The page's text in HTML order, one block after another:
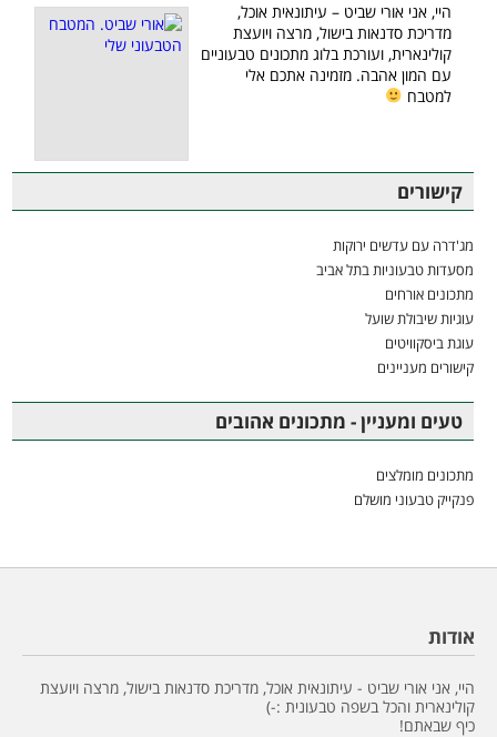
היי, אני אורי שביט – עיתונאית אוכל,
מדריכת סדנאות בישול, מרצה ויועצת
קולינארית, ועורכת בלוג מתכונים טבעוניים
עם המון אהבה. מזמינה אתכם אלי
למטבח
קישורים
מג'דרה עם עדשים ירוקות
מסעדות טבעוניות בתל אביב
מתכונים אורחים
עוגיות שיבולת שועל
עוגת ביסקוויטים
קישורים מעניינים
טעים ומעניין - מתכונים אהובים
מתכונים מומלצים
פנקייק טבעוני מושלם
אודות
היי, אני אורי שביט - עיתונאית אוכל, מדריכת סדנאות בישול, מרצה ויועצת
קולינארית והכל בשפה טבעונית :-)
כיף שבאתם!